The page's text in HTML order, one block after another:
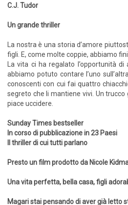
C.J. Tudor
Un grande thriller
La nostra è una storia d’a­more
figli. E, come molte coppie, abbiamo
La vita ci ha regalato l’opportuni­tà
abbiamo potuto contare l’uno
conoscenti con cui fai quattro
segreto che li mantiene vivi. Un
piace uc­cidere.
Sunday Times bestseller
In corso di pubblicazione in 23 Paesi
Il thriller di cui tutti parlano
Presto un film prodotto da Nicole
Una vita perfetta, bella casa, figli
Magari stai pensando di aver già letto